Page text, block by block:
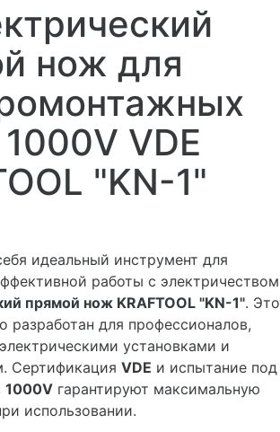
нож для
VDE
"KN-1"
идеальный инструмент для
работы с
прямой нож KRAFTOOL "KN-1".
разработан для профессионалов,
установками и
Сертификация VDE и испытание под
1000V гарантируют максимальную
использовании.